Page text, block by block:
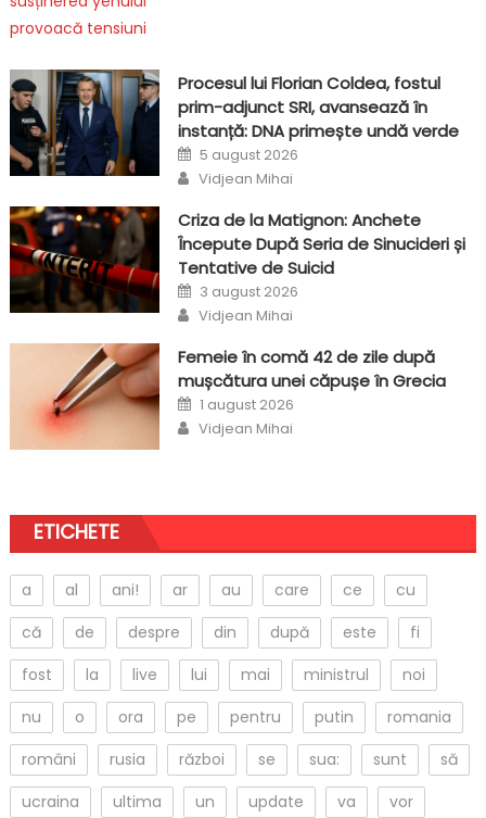
Procesul lui Florian Coldea, fostul
prim-adjunct SRI, avansează în
instanță: DNA primește undă verde
Posted
on
5 august 2026
Author
Vidjean Mihai
Criza de la Matignon: Anchete
Începute După Seria de Sinucideri și
Tentative de Suicid
Posted
on
3 august 2026
Author
Vidjean Mihai
Femeie în comă 42 de zile după
mușcătura unei căpușe în Grecia
Posted
on
1 august 2026
Author
Vidjean Mihai
ETICHETE
a al ani! ar au care ce
cu
că
de despre din după este
fi
fost
la live lui mai ministrul
noi
nu
o ora pe pentru putin
romania
români
rusia război se sua: sunt
să
ucraina
ultima un update va
vor